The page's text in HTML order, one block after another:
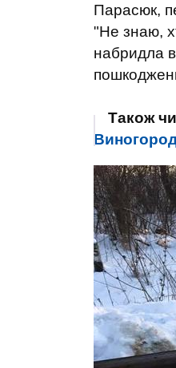
Парасюк,
"Не знаю,
набридла
Також